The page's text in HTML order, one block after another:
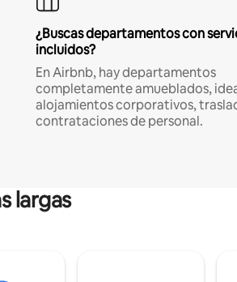
¿Buscas departamentos con
incluidos?
En Airbnb, hay departamentos
completamente amueblados,
alojamientos corporativos,
contrataciones de personal.
largas